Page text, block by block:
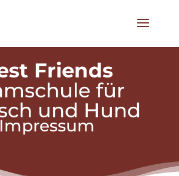
Friends
für
und Hund
Impressum